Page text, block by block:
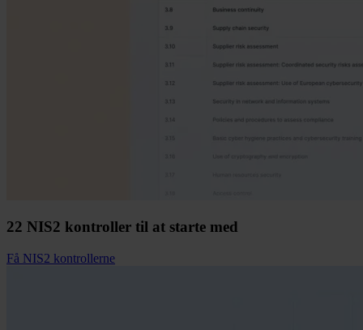
22 NIS2 kontroller til at starte med
Få NIS2 kontrollerne